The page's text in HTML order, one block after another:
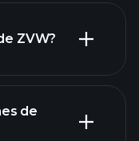
ZVW?
de